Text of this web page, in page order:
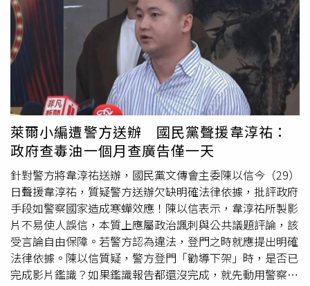
百感交集，「雖說吳宗憲離婚後錢都給了前妻，錢拿了是彌
補的一種，但之前被背叛的傷痛很難抹平。」狄志為也在節
目中分享，曾捧紅王力宏、范曉萱等重量級歌手的知名唱片
公司老闆，近期遭結婚24年的前妻控訴「假離婚真甩妻」。
該老闆於2009年以捲入跨國金融案件為由，佯稱避免連累
太太而辦理離婚，並保證生活不變，兩人離婚後仍同居。直
到兩年前太太提出復婚，他卻一口拒絕，太太這才驚覺自己
慘遭設計，甚至失去財產分配權。更讓太太心碎的是，她隨
後發現前夫竟愛上一名小26歲已婚的印尼籍移工（僅比大女
兒大4歲）。前妻憤而對質竟換來對方狂吼：「我已經跟妳
離婚了，我要交100個女朋友也不關妳的事。」隨後更於去
年10月、11月間將前妻強行趕出家門，並提起訴訟反咬追
討高達763萬元的「房屋租金」。對此，陳俊翰律師從法律
角度分析指出，若當時離婚程序符合規範（有兩位證人見
證、夫妻親自辦理登記），女方要主張「離婚無效」並打贏
官司的機率極低。針對男方追討763萬租金部分，男方可主
張早已離婚、是女方不肯搬走，將無償使用轉為主張不當
萊爾小編遭警方送辦 國民黨聲援韋淳祐：
政府查毒油一個月查廣告僅一天
針對警方將韋淳祐送辦，國民黨文傳會主委陳以信今（29）
日聲援韋淳祐，質疑警方送辦欠缺明確法律依據，批評政府
手段如警察國家造成寒蟬效應！陳以信表示，韋淳祐所製影
片不易使人誤信，本質上應屬政治諷刺與公共議題評論，該
受言論自由保障。若警方認為違法，登門之時就應提出明確
法律依據。陳以信質疑，警方登門「勸導下架」時，是否已
完成影片鑑識？如果鑑識報告都還沒完成，就先動用警察登